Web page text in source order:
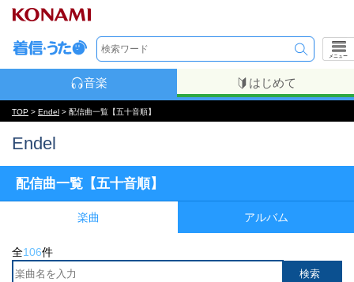
メニュー
音楽 はじめて
TOP > Endel > 配信曲一覧【五十音順】
Endel
配信曲一覧【五十音順】
楽曲 アルバム
全106件